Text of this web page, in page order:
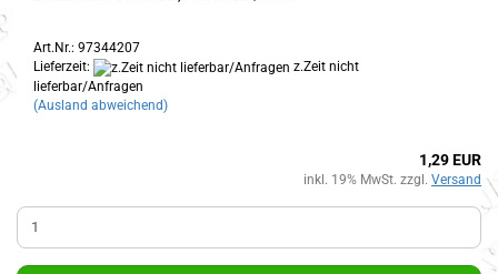
Art.Nr.: 97344207
Lieferzeit:
z.Zeit nicht
lieferbar/Anfragen
(Ausland abweichend)
1,29 EUR
inkl. 19% MwSt. zzgl. Versand